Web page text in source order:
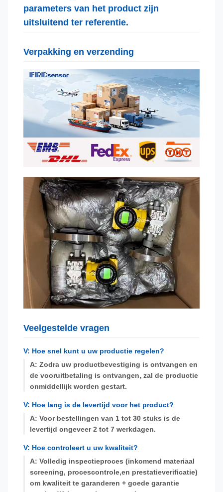
parameters van het product zijn
uitsluitend ter referentie.
Verpakking en verzending
Veelgestelde vragen
V: Hoe snel kunt u uw productie regelen?
A: Zodra uw productbevestiging is ontvangen en
de vooruitbetaling is ontvangen, zal de productie
onmiddellijk worden gestart.
V: Hoe lang is de levertijd voor het product?
A: Voor bestellingen van 1 tot 30 stuks is de
levertijd ongeveer 2 tot 7 werkdagen.
V: Hoe controleert u uw kwaliteit?
A: Volledig inspectieproces (inkomend materiaal
screening, procescontrole,en prestatieverificatie)
om kwaliteit te garanderen + goede garantie